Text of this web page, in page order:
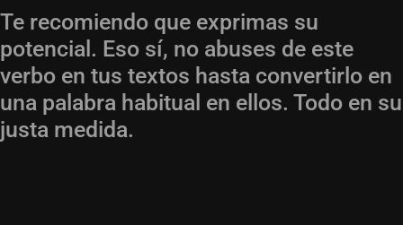
Te recomiendo que exprimas su
potencial. Eso sí, no abuses de este
verbo en tus textos hasta convertirlo en
una palabra habitual en ellos. Todo en su
justa medida.